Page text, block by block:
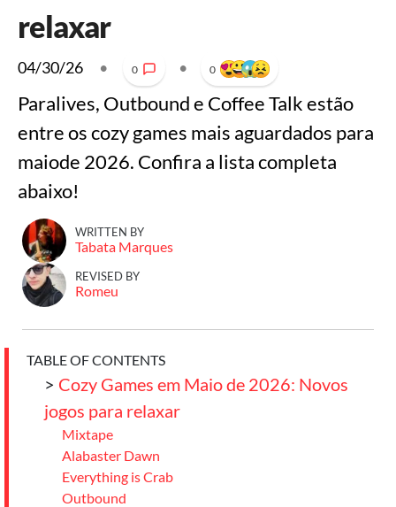
relaxar
04/30/26 • 0 • 0
Paralives, Outbound e Coffee Talk estão
entre os cozy games mais aguardados para
maiode 2026. Confira a lista completa
abaixo!
WRITTEN BY
Tabata Marques
REVISED BY
Romeu
TABLE OF CONTENTS
> Cozy Games em Maio de 2026: Novos
jogos para relaxar
Mixtape
Alabaster Dawn
Everything is Crab
Outbound